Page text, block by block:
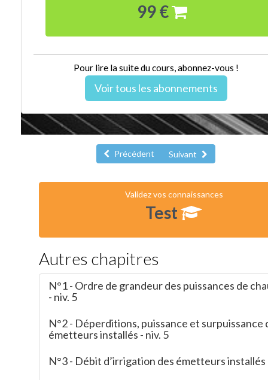
99 €
Pour lire la suite du cours, abonnez-vous !
Voir tous les abonnements
Précédent Suivant
Validez vos connaissances
Test
Autres chapitres
N°1 - Ordre de grandeur des puissances de
- niv. 5
N°2 - Déperditions, puissance et surpuissance
émetteurs installés - niv. 5
N°3 - Débit d’irrigation des émetteurs installés